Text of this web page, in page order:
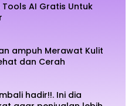
AI Gratis Untuk
ampuh Merawat Kulit
dan Cerah
hadir!!. Ini dia